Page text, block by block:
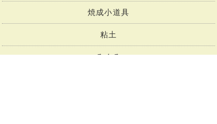
焼成小道具
粘土
ろくろ